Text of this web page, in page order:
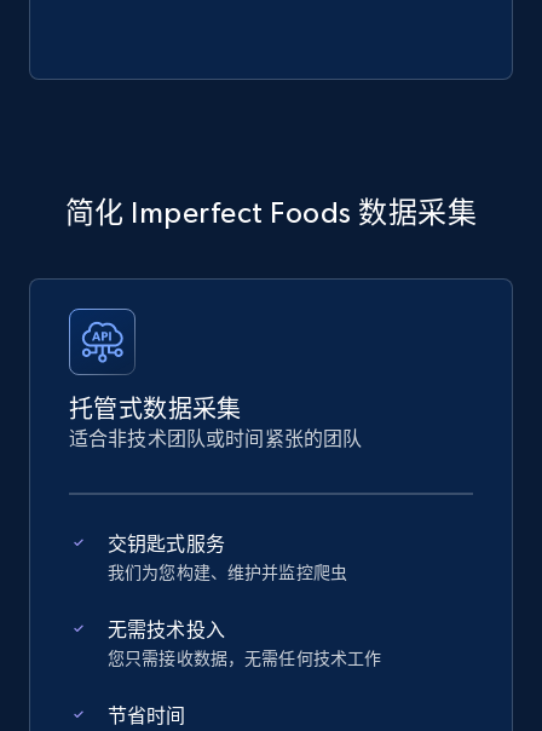
简化 Imperfect Foods 数据采集
托管式数据采集
适合非技术团队或时间紧张的团队
交钥匙式服务
我们为您构建、维护并监控爬虫
无需技术投入
您只需接收数据，无需任何技术工作
节省时间